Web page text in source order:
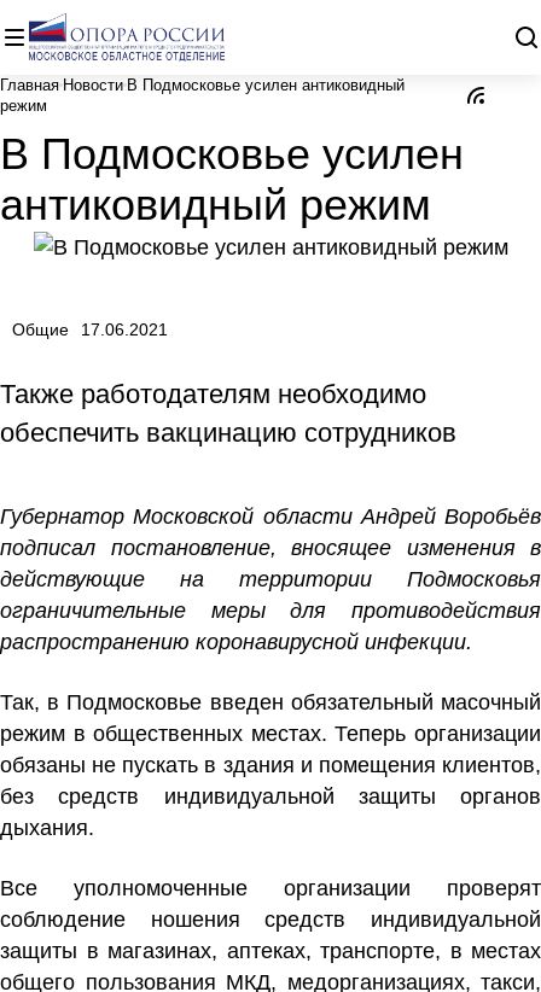
Главная Новости В Подмосковье усилен антиковидный
режим
В Подмосковье усилен
антиковидный режим
Общие 17.06.2021
Также работодателям необходимо
обеспечить вакцинацию сотрудников
Губернатор Московской области Андрей Воробьёв
подписал постановление, вносящее изменения в
действующие на территории Подмосковья
ограничительные меры для противодействия
распространению коронавирусной инфекции.
Так, в Подмосковье введен обязательный масочный
режим в общественных местах. Теперь организации
обязаны не пускать в здания и помещения клиентов,
без средств индивидуальной защиты органов
дыхания.
Все уполномоченные организации проверят
соблюдение ношения средств индивидуальной
защиты в магазинах, аптеках, транспорте, в местах
общего пользования МКД, медорганизациях, такси,